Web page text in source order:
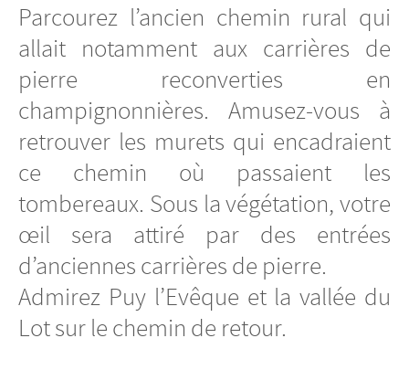
Parcourez l’ancien chemin rural qui
allait notamment aux carrières de
pierre reconverties en
champignonnières. Amusez-vous à
retrouver les murets qui encadraient
ce chemin où passaient les
tombereaux. Sous la végétation, votre
œil sera attiré par des entrées
d’anciennes carrières de pierre.
Admirez Puy l’Evêque et la vallée du
Lot sur le chemin de retour.